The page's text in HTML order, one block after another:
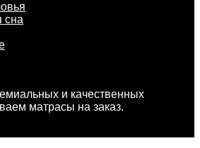
сна
и качественных
матрасы на заказ.